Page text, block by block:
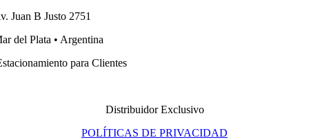
Juan B Justo 2751
del Plata • Argentina
para Clientes
Distribuidor Exclusivo
POLÍTICAS DE PRIVACIDAD